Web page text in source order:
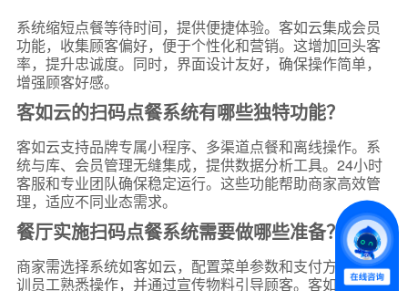
系统缩短点餐等待时间，提供便捷体验。客如云集成会员
功能，收集顾客偏好，便于个性化和营销。这增加回头客
率，提升忠诚度。同时，界面设计友好，确保操作简单，
增强顾客好感。
客如云的扫码点餐系统有哪些独特功能？
客如云支持品牌专属小程序、多渠道点餐和离线操作。系
统与库、会员管理无缝集成，提供数据分析工具。24小时
客服和专业团队确保稳定运行。这些功能帮助商家高效管
理，适应不同业态需求。
餐厅实施扫码点餐系统需要做哪些准备？
商家需选择系统如客如云，配置菜单参数和支付方式。培
训员工熟悉操作，并通过宣传物料引导顾客。客如云提供
*联系方式
*所属业态
*我的姓名